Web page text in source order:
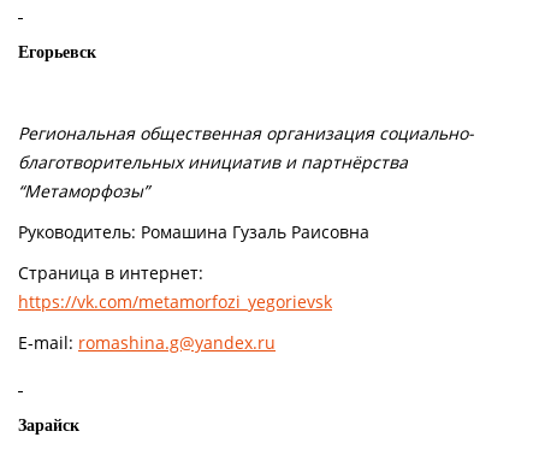
Егорьевск
Региональная общественная организация социально-
благотворительных инициатив и партнёрства
“Метаморфозы”
Руководитель: Ромашина Гузаль Раисовна
Страница в интернет:
https://vk.com/metamorfozi_yegorievsk
E-mail: romashina.g@yandex.ru
Зарайск